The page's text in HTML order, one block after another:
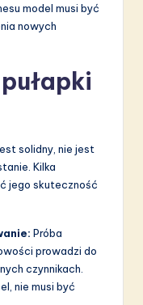
model musi być
nowych
solidny, nie jest
Kilka
jego skuteczność
Próba
prowadzi do
czynnikach.
nie musi być